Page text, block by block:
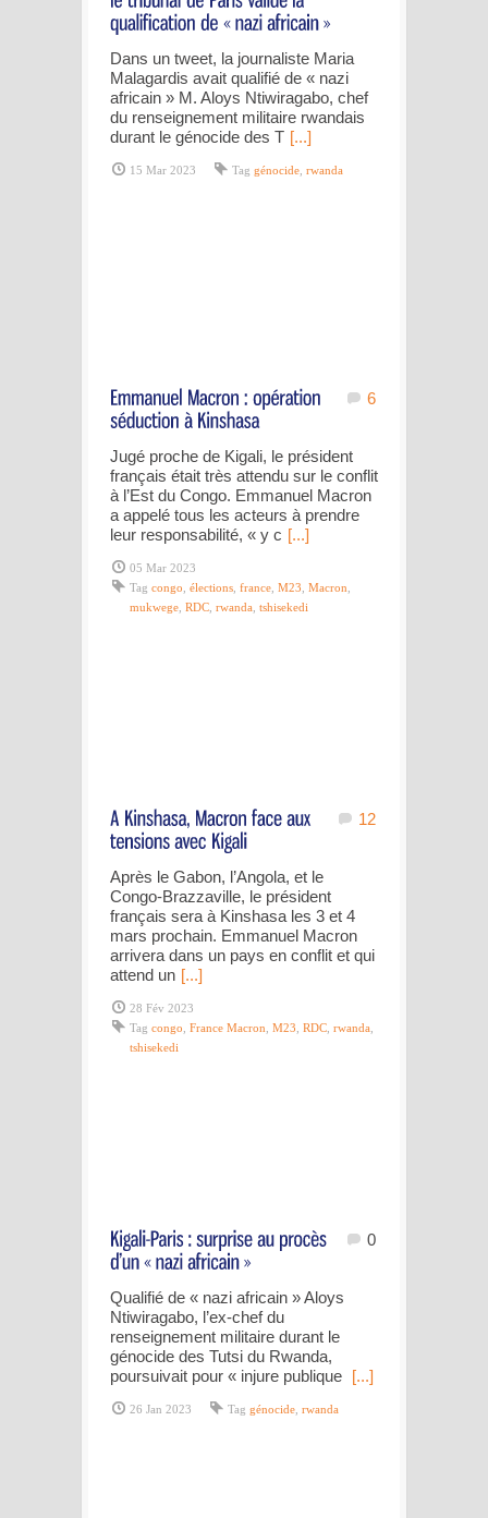
Dans un tweet, la journaliste Maria
Malagardis avait qualifié de « nazi
africain » M. Aloys Ntiwiragabo, chef
du renseignement militaire rwandais
durant le génocide des T [...]
15 Mar 2023 Tag génocide, rwanda
6
Jugé proche de Kigali, le président
français était très attendu sur le conflit
à l’Est du Congo. Emmanuel Macron
a appelé tous les acteurs à prendre
leur responsabilité, « y c [...]
05 Mar 2023
Tag congo élections france M23 Macron
mukwege RDC rwanda tshisekedi
12
Après le Gabon, l’Angola, et le
Congo-Brazzaville, le président
français sera à Kinshasa les 3 et 4
mars prochain. Emmanuel Macron
arrivera dans un pays en conflit et qui
attend un [...]
28 Fév 2023
Tag congo France Macron M23 RDC rwanda
tshisekedi
0
Qualifié de « nazi africain » Aloys
Ntiwiragabo, l’ex-chef du
renseignement militaire durant le
génocide des Tutsi du Rwanda,
poursuivait pour « injure publique [...]
26 Jan 2023 Tag génocide rwanda